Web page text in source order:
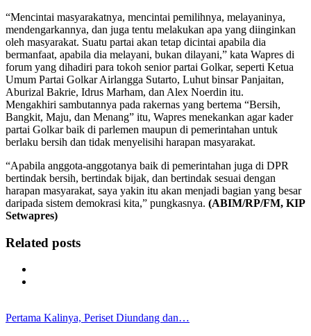
“Mencintai masyarakatnya, mencintai pemilihnya, melayaninya,
mendengarkannya, dan juga tentu melakukan apa yang diinginkan
oleh masyarakat. Suatu partai akan tetap dicintai apabila dia
bermanfaat, apabila dia melayani, bukan dilayani,” kata Wapres di
forum yang dihadiri para tokoh senior partai Golkar, seperti Ketua
Umum Partai Golkar Airlangga Sutarto, Luhut binsar Panjaitan,
Aburizal Bakrie, Idrus Marham, dan Alex Noerdin itu.
Mengakhiri sambutannya pada rakernas yang bertema “Bersih,
Bangkit, Maju, dan Menang” itu, Wapres menekankan agar kader
partai Golkar baik di parlemen maupun di pemerintahan untuk
berlaku bersih dan tidak menyelisihi harapan masyarakat.
“Apabila anggota-anggotanya baik di pemerintahan juga di DPR
bertindak bersih, bertindak bijak, dan bertindak sesuai dengan
harapan masyarakat, saya yakin itu akan menjadi bagian yang besar
daripada sistem demokrasi kita,” pungkasnya. (ABIM/RP/FM, KIP
Setwapres)
Related posts
Pertama Kalinya, Periset Diundang dan…